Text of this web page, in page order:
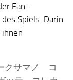
Fan-
Spiels. Darin
クサマノ コ